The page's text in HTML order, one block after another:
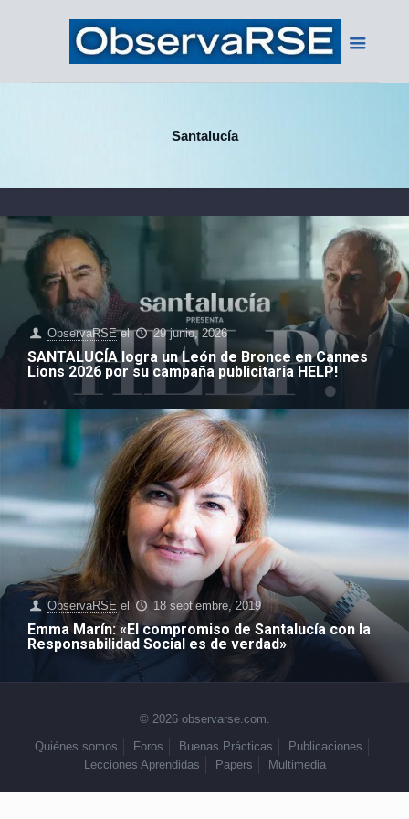
Santalucía
ObservaRSE el 29 junio, 2026
SANTALUCÍA logra un León de Bronce en Cannes
Lions 2026 por su campaña publicitaria HELP!
ObservaRSE el 18 septiembre, 2019
Emma Marín: «El compromiso de Santalucía con la
Responsabilidad Social es de verdad»
© 2026 observarse.com.
Quiénes somos
Foros Buenas Prácticas
Publicaciones
Lecciones Aprendidas
Papers Multimedia